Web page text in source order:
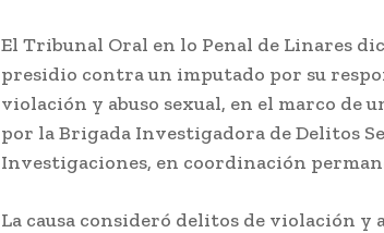
El Tribunal Oral en lo Penal de Linares
presidio contra un imputado por su
violación y abuso sexual, en el marco de
por la Brigada Investigadora de Delitos
Investigaciones, en coordinación
La causa consideró delitos de violación y